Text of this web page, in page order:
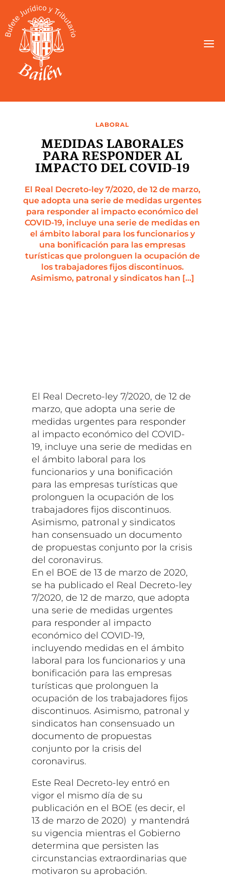
LABORAL
MEDIDAS LABORALES
PARA RESPONDER AL
IMPACTO DEL COVID-19
El Real Decreto-ley 7/2020, de 12 de marzo,
que adopta una serie de medidas urgentes
para responder al impacto económico del
COVID-19, incluye una serie de medidas en
el ámbito laboral para los funcionarios y
una bonificación para las empresas
turísticas que prolonguen la ocupación de
los trabajadores fijos discontinuos.
Asimismo, patronal y sindicatos han […]
El Real Decreto-ley 7/2020, de 12 de
marzo, que adopta una serie de
medidas urgentes para responder
al impacto económico del COVID-
19, incluye una serie de medidas en
el ámbito laboral para los
funcionarios y una bonificación
para las empresas turísticas que
prolonguen la ocupación de los
trabajadores fijos discontinuos.
Asimismo, patronal y sindicatos
han consensuado un documento
de propuestas conjunto por la crisis
del coronavirus.
En el BOE de 13 de marzo de 2020,
se ha publicado el Real Decreto-ley
7/2020, de 12 de marzo, que adopta
una serie de medidas urgentes
para responder al impacto
económico del COVID-19,
incluyendo medidas en el ámbito
laboral para los funcionarios y una
bonificación para las empresas
turísticas que prolonguen la
ocupación de los trabajadores fijos
discontinuos. Asimismo, patronal y
sindicatos han consensuado un
documento de propuestas
conjunto por la crisis del
coronavirus.
Este Real Decreto-ley entró en
vigor el mismo día de su
publicación en el BOE (es decir, el
13 de marzo de 2020) y mantendrá
su vigencia mientras el Gobierno
determina que persisten las
circunstancias extraordinarias que
motivaron su aprobación.